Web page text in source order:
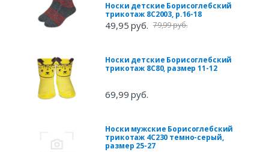
Носки детские Борисоглебский
трикотаж 8С2003, р.16-18
49,95 руб. 79,99 руб.
Носки детские Борисоглебский
трикотаж 8С80, размер 11-12
69,99 руб.
Носки мужские Борисоглебский
трикотаж 4С230 темно-серый,
размер 25-27